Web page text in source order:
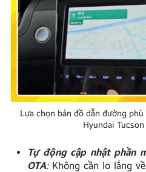
Lựa chọn bản đồ dẫn đường
Hyundai
Tự động cập nhật phần
OTA:Không cần lo lắng